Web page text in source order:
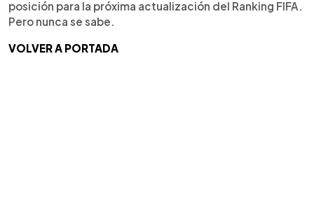
posición para la próxima actualización del Ranking FIFA.
Pero nunca se sabe.
VOLVER A PORTADA